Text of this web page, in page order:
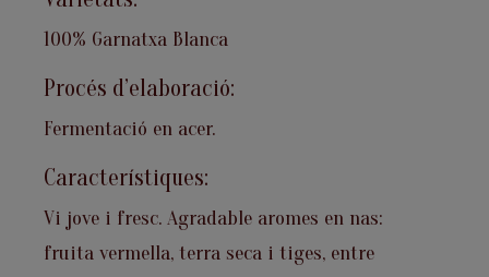
100% Garnatxa Blanca
Procés d’elaboració:
Fermentació en acer.
Característiques:
Vi jove i fresc. Agradable aromes en nas:
fruita vermella, terra seca i tiges, entre